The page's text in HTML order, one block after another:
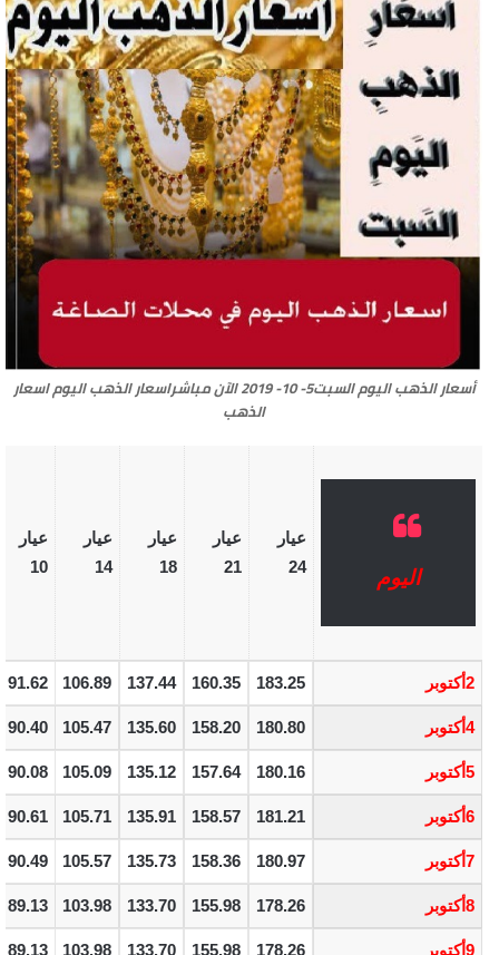
أسعار الذهب اليوم السبت5- 10- 2019 الآن مباشراسعار الذهب اليوم اسعار
الذهب
اليوم
عيار
24
عيار
21
عيار
18
عيار
14
عيار
10
2أكتوبر 183.25
160.35
137.44
106.89
91.62
4أكتوبر 180.80
158.20
135.60
105.47
90.40
5أكتوبر 180.16
157.64
135.12
105.09
90.08
6أكتوبر 181.21
158.57
135.91
105.71
90.61
7أكتوبر 180.97
158.36
135.73
105.57
90.49
8أكتوبر 178.26
155.98
133.70
103.98
89.13
9أكتوبر 178.26
155.98
133.70
103.98
89.13